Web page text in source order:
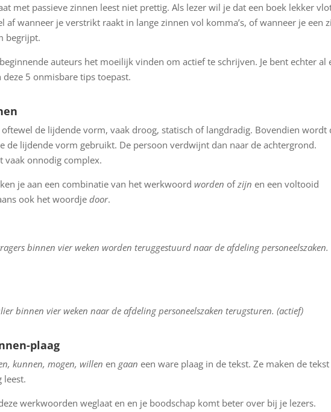
met passieve zinnen leest niet prettig. Als lezer wil je dat een boek lekker
af wanneer je verstrikt raakt in lange zinnen vol komma’s, of wanneer je een
begrijpt.
auteurs het moeilijk vinden om actief te schrijven. Je bent echter al
5 onmisbare tips toepast.
oftewel de lijdende vorm, vaak droog, statisch of langdradig. Bovendien wordt
de lijdende vorm gebruikt. De persoon verdwijnt dan naar de achtergrond.
vaak onnodig complex.
je aan een combinatie van het werkwoord worden ofzijn en een voltooid
ook het woordjedoor.
binnen vier weken worden teruggestuurd naar de afdeling personeelszaken.
binnen vier weken naar de afdeling personeelszaken terugsturen. (actief)
plaag
kunnen, mogen, willen en gaan een ware plaag in de tekst. Ze maken de tekst
leest.
werkwoorden weglaat en en je boodschap komt beter over bij je lezers.